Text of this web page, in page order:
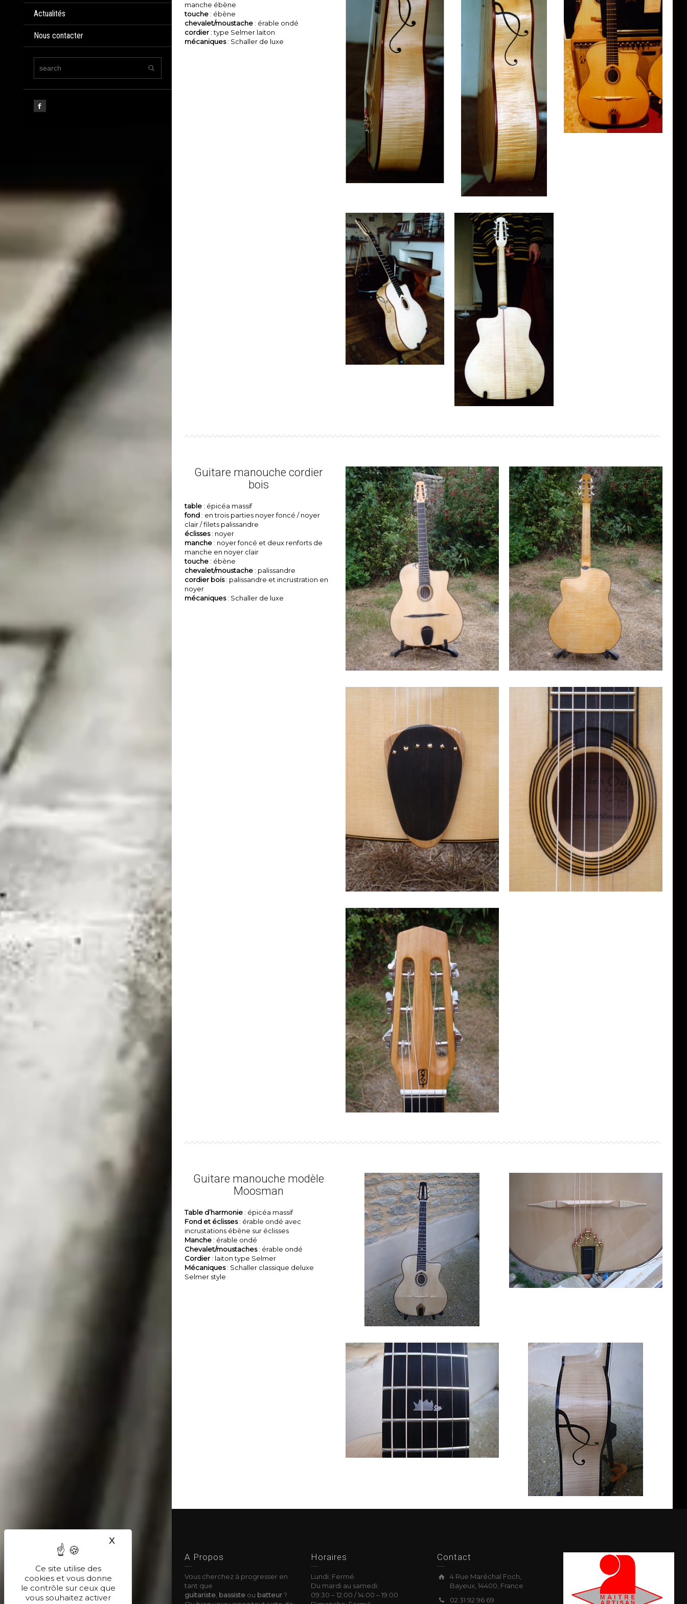
Ce site utilise des
cookies et vous donne
le contrôle sur ceux que
vous souhaitez activer
X
Actualités
Nous contacter
manche ébène
touche : ébène
chevalet/moustache : érable ondé
cordier : type Selmer laiton
mécaniques: Schaller de luxe
Guitare manouche cordier
bois
table : épicéa massif
fond : en trois parties noyer foncé / noyer
clair / filets palissandre
éclisses: noyer
manche : noyer foncé et deux renforts de
manche en noyer clair
touche : ébène
chevalet/moustache : palissandre
cordier bois: palissandre et incrustration en
noyer
mécaniques: Schaller de luxe
Guitare manouche modèle
Moosman
Table d’harmonie : épicéa massif
Fond et éclisses: érable ondé avec
incrustations ébène sur éclisses
Manche : érable ondé
Chevalet/moustaches: érable ondé
Cordier : laiton type Selmer
Mécaniques: Schaller classique deluxe
Selmer style
A Propos
Vous cherchez à progresser en
tant que
guitariste bassiste ou batteur?
Horaires
Lundi: Fermé
Du mardi au samedi:
09:30 –12:00 /14:00 –19:00
Contact
4 Rue Maréchal Foch,
Bayeux, 14400, France
02 31 92 96 69